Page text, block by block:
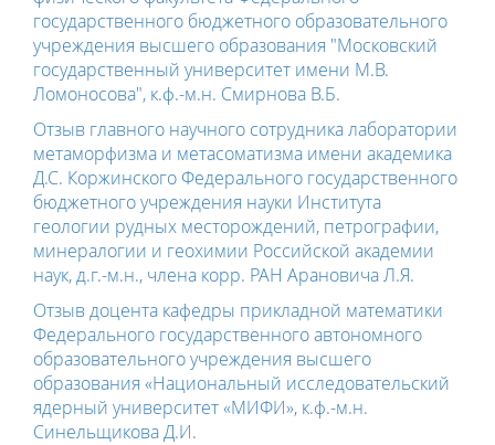
государственного бюджетного образовательного
учреждения высшего образования "Московский
государственный университет имени М.В.
Ломоносова", к.ф.-м.н. Смирнова В.Б.
Отзыв главного научного сотрудника лаборатории
метаморфизма и метасоматизма имени академика
Д.С. Коржинского Федерального государственного
бюджетного учреждения науки Института
геологии рудных месторождений, петрографии,
минералогии и геохимии Российской академии
наук, д.г.-м.н., члена корр. РАН Арановича Л.Я.
Отзыв доцента кафедры прикладной математики
Федерального государственного автономного
образовательного учреждения высшего
образования «Национальный исследовательский
ядерный университет «МИФИ», к.ф.-м.н.
Синельщикова Д.И.